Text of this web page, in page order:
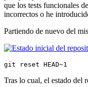
que los tests funcionales
incorrectos o he
Partiendo de nuevo del
git reset HEAD~1
Tras lo cual, el estado del